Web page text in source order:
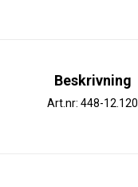
Beskrivning
Art.nr: 448-12.120